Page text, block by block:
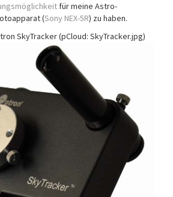
für meine Astro-
(Sony NEX-5R) zu haben.
SkyTracker (pCloud: SkyTracker.jpg)